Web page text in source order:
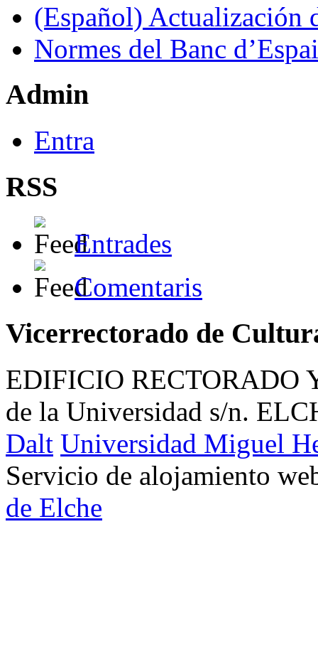
(Español) Actualización
Normes del Banc
Admin
Entra
RSS
Entrades
Comentaris
Vicerrectorado de
EDIFICIO RECTORADO
de la Universidad s/n.
Dalt Universidad Miguel
Servicio de alojamiento
de Elche